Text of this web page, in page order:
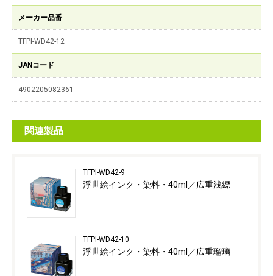
メーカー品番
TFPI-WD42-12
JANコード
4902205082361
関連製品
TFPI-WD42-9
浮世絵インク・染料・40ml／広重浅縹
TFPI-WD42-10
浮世絵インク・染料・40ml／広重瑠璃